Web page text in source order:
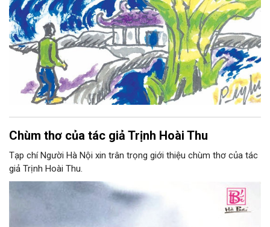
Chùm thơ của tác giả Trịnh Hoài Thu
Tạp chí Người Hà Nội xin trân trọng giới thiệu chùm thơ của tác
giả Trịnh Hoài Thu.